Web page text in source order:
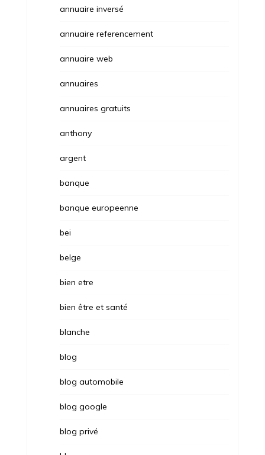
annuaire inversé
annuaire referencement
annuaire web
annuaires
annuaires gratuits
anthony
argent
banque
banque europeenne
bei
belge
bien etre
bien être et santé
blanche
blog
blog automobile
blog google
blog privé